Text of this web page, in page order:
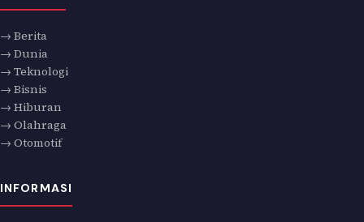
→ Berita
→ Dunia
→ Teknologi
→ Bisnis
→ Hiburan
→ Olahraga
→ Otomotif
INFORMASI